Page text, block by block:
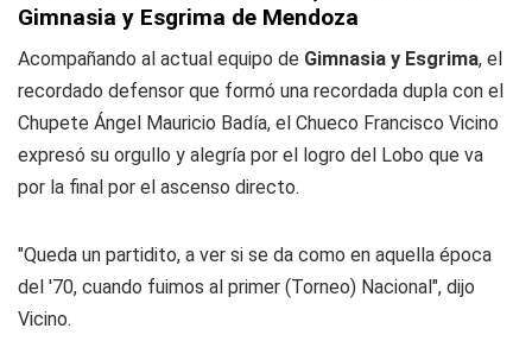
Gimnasia y Esgrima de Mendoza
Acompañando al actual equipo de Gimnasia y Esgrima, el
recordado defensor que formó una recordada dupla con el
Chupete Ángel Mauricio Badía, el Chueco Francisco Vicino
expresó su orgullo y alegría por el logro del Lobo que va
por la final por el ascenso directo.
"Queda un partidito, a ver si se da como en aquella época
del '70, cuando fuimos al primer (Torneo) Nacional", dijo
Vicino.